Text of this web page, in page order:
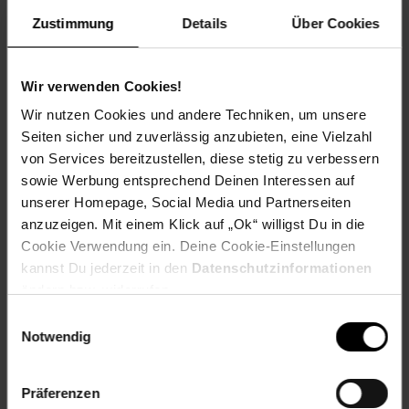
Zustimmung Details Über Cookies
Wir verwenden Cookies!
Wir nutzen Cookies und andere Techniken, um unsere
Seiten sicher und zuverlässig anzubieten, eine Vielzahl
von Services bereitzustellen, diese stetig zu verbessern
sowie Werbung entsprechend Deinen Interessen auf
unserer Homepage, Social Media und Partnerseiten
anzuzeigen. Mit einem Klick auf „Ok“ willigst Du in die
Cookie Verwendung ein. Deine Cookie-Einstellungen
kannst Du jederzeit in den Datenschutzinformationen
Notwendig
Präferenzen
Front: Schwarz-Beton
Gewicht
16,02 kg
Spanplatte, 16 mm, melaminharzbeschichtet
______________________________________________________
Lieferumfang
Artikelnummer: 2646880000